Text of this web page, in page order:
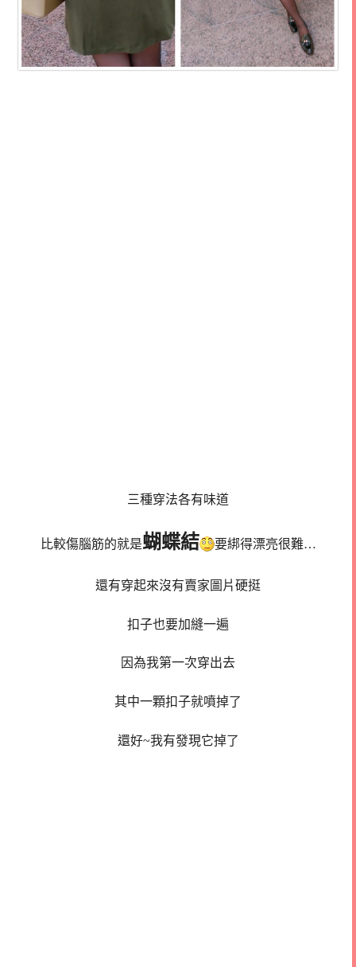
三種穿法各有味道
比較傷腦筋的就是蝴蝶結 要綁得漂亮很難…
還有穿起來沒有賣家圖片硬挺
扣子也要加縫一遍
因為我第一次穿出去
其中一顆扣子就噴掉了
還好~我有發現它掉了